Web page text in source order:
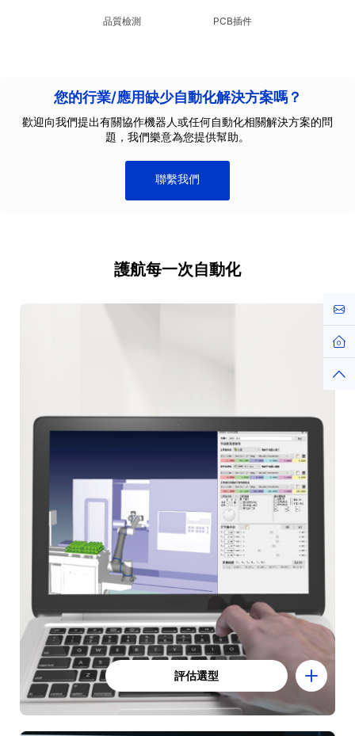
品質檢測 PCB插件
您的行業/應用缺少自動化解決方案嗎？
歡迎向我們提出有關協作機器人或任何自動化相關解決方案的問
題，我們樂意為您提供幫助。
聯繫我們
護航每一次自動化
評估選型
評估選型